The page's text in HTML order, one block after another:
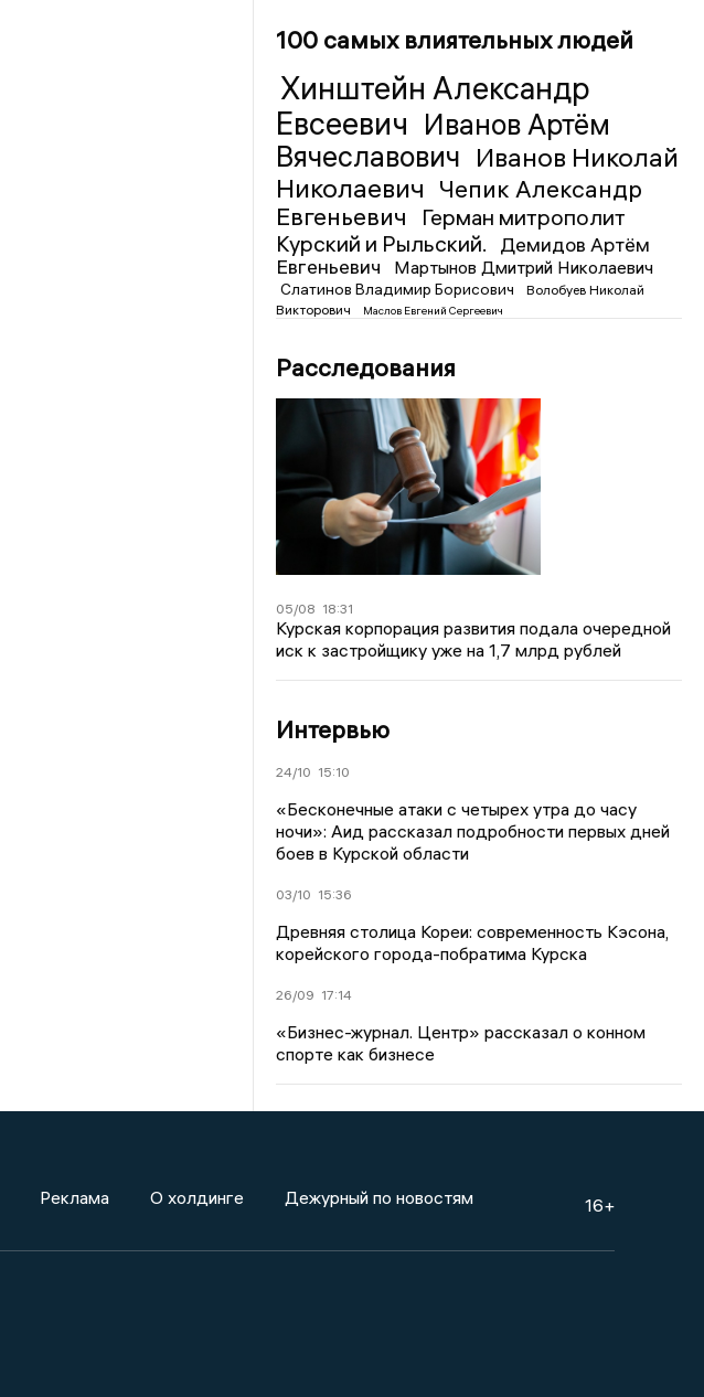
100 самых влиятельных людей
Хинштейн Александр
Евсеевич Иванов Артём
Вячеславович Иванов Николай
Николаевич Чепик Александр
Евгеньевич
Герман митрополит
Курский и Рыльский.
Демидов Артём
Евгеньевич
Мартынов Дмитрий Николаевич
Слатинов Владимир Борисович
Волобуев Николай
Викторович
Маслов Евгений Сергеевич
Расследования
05/08 18:31
Курская корпорация развития подала очередной
иск к застройщику уже на 1,7 млрд рублей
Интервью
24/10 15:10
«Бесконечные атаки с четырех утра до часу
ночи»: Аид рассказал подробности первых дней
боев в Курской области
03/10 15:36
Древняя столица Кореи: современность Кэсона,
корейского города-побратима Курска
26/09 17:14
«Бизнес-журнал. Центр» рассказал о конном
спорте как бизнесе
Реклама О холдинге Дежурный по новостям 16+